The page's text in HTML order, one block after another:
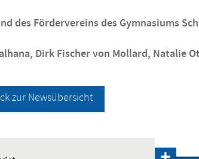
des Fördervereins des Gymnasiums
Dirk Fischer von Mollard, Natalie
zur Newsübersicht